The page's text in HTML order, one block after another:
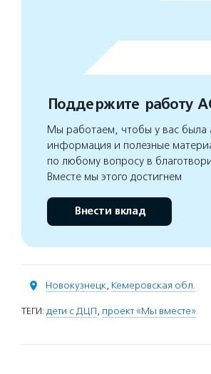
Поддержите работу
Мы работаем, чтобы у вас была
информация и полезные
по любому вопросу в
Вместе мы этого достигнем
Внести вклад
Новокузнецк, Кемеровская обл.
ТЕГИ: дети с ДЦП, проект «Мы вместе»